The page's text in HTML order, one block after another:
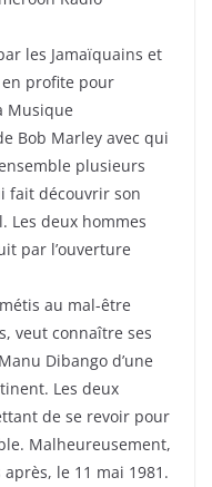
les Jamaïquains et
profite pour
Musique
Bob Marley avec qui
plusieurs
fait découvrir son
Les deux hommes
par l’ouverture
au mal-être
veut connaître ses
Dibango d’une
Les deux
de se revoir pour
Malheureusement,
le 11 mai 1981.